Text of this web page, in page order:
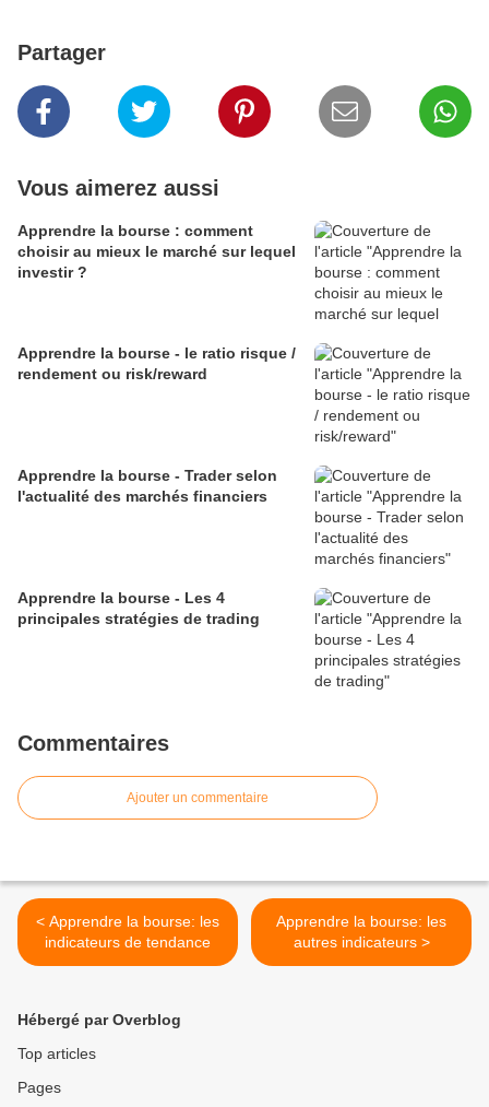
Partager
Vous aimerez aussi
Apprendre la bourse : comment
choisir au mieux le marché sur lequel
investir ?
Apprendre la bourse - le ratio risque /
rendement ou risk/reward
Apprendre la bourse - Trader selon
l'actualité des marchés financiers
Apprendre la bourse - Les 4
principales stratégies de trading
Commentaires
Ajouter un commentaire
< Apprendre la bourse: les
indicateurs de tendance
Apprendre la bourse: les
autres indicateurs >
Hébergé par Overblog
Top articles
Pages